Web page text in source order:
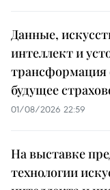
Данные,
интеллект и
будущее
01/08/2026 22:59
На выставке
технологии